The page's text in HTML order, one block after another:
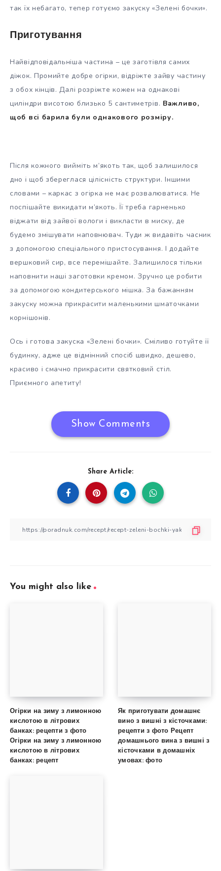
так їх небагато, тепер готуємо закуску «Зелені бочки».
Приготування
Найвідповідальніша частина – це заготівля самих
діжок. Промийте добре огірки, відріжте зайву частину
з обох кінців. Далі розріжте кожен на однакові
циліндри висотою близько 5 сантиметрів. Важливо,
щоб всі барила були однакового розміру.
Після кожного вийміть м’якоть так, щоб залишилося
дно і щоб збереглася цілісність структури. Іншими
словами – каркас з огірка не має розвалюватися. Не
поспішайте викидати м’якоть. Її треба гарненько
віджати від зайвої вологи і викласти в миску, де
будемо змішувати наповнювач. Туди ж видавіть часник
з допомогою спеціального пристосування. І додайте
вершковий сир, все перемішайте. Залишилося тільки
наповнити наші заготовки кремом. Зручно це робити
за допомогою кондитерського мішка. За бажанням
закуску можна прикрасити маленькими шматочками
корнішонів.
Ось і готова закуска «Зелені бочки». Сміливо готуйте її
будинку, адже це відмінний спосіб швидко, дешево,
красиво і смачно прикрасити святковий стіл.
Приємного апетиту!
Show Comments
Share Article:
You might also like
Огірки на зиму з лимонною
кислотою в літрових
банках: рецепти з фото
Огірки на зиму з лимонною
кислотою в літрових
банках: рецепт
Як приготувати домашнє
вино з вишні з кісточками:
рецепти з фото Рецепт
домашнього вина з вишні з
кісточками в домашніх
умовах: фото